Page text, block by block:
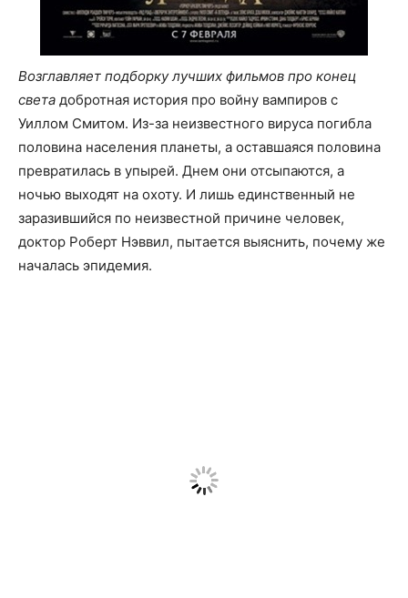
Возглавляет подборку лучших фильмов про конец
света добротная история про войну вампиров с
Уиллом Смитом. Из-за неизвестного вируса погибла
половина населения планеты, а оставшаяся половина
превратилась в упырей. Днем они отсыпаются, а
ночью выходят на охоту. И лишь единственный не
заразившийся по неизвестной причине человек,
доктор Роберт Нэввил, пытается выяснить, почему же
началась эпидемия.